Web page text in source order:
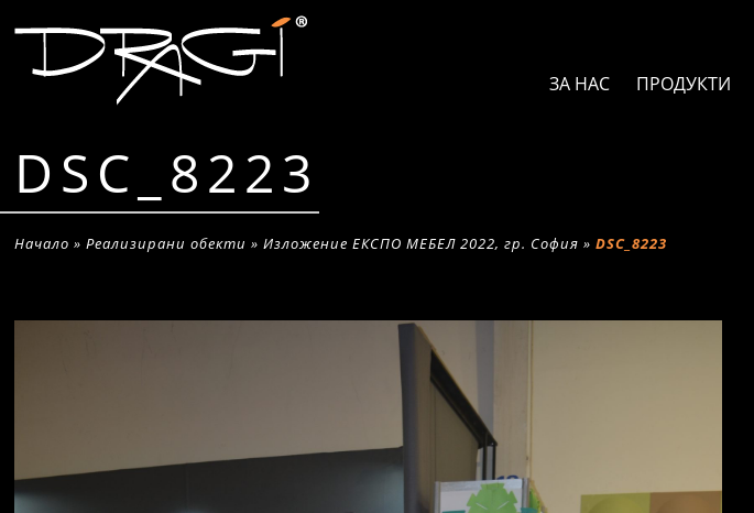
ЗА НАС ПРОДУКТИ
DSC_8223
Начало »Реализирани обекти »Изложение ЕКСПО МЕБЕЛ 2022, гр. София »DSC_8223